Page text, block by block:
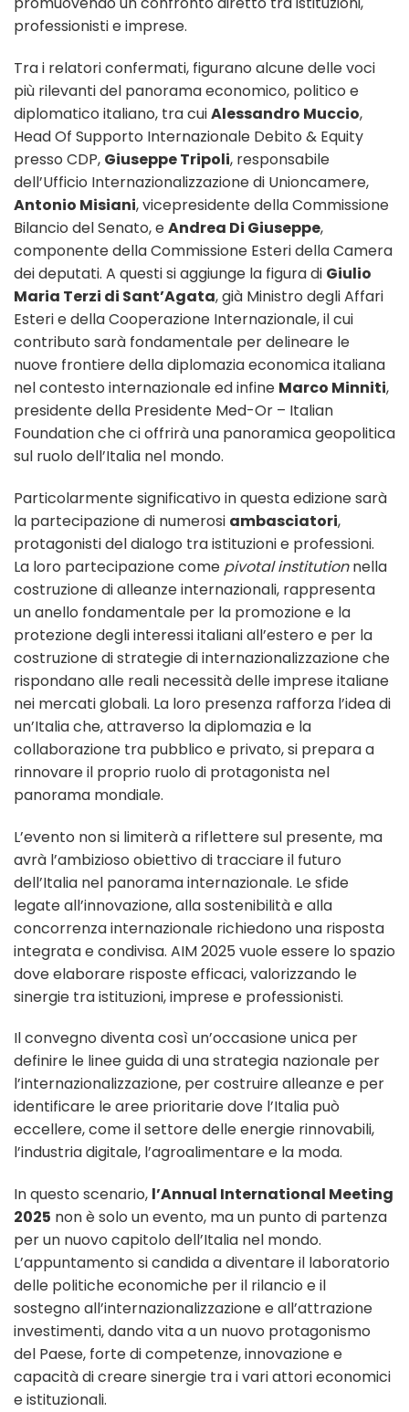
professionisti e imprese.
Tra i relatori confermati, figurano alcune delle voci
più rilevanti del panorama economico, politico e
diplomatico italiano, tra cuiAlessandro Muccio,
Head Of Supporto Internazionale Debito & Equity
presso CDP, Giuseppe Tripoli, responsabile
dell’Ufficio Internazionalizzazione di Unioncamere,
Antonio Misiani, vicepresidente della Commissione
Bilancio del Senato, eAndrea Di Giuseppe,
componente della Commissione Esteri della Camera
dei deputati. A questi si aggiunge la figura di Giulio
Maria Terzi di Sant’Agata, già Ministro degli Affari
Esteri e della Cooperazione Internazionale, il cui
contributo sarà fondamentale per delineare le
nuove frontiere della diplomazia economica italiana
nel contesto internazionale ed infine Marco Minniti,
presidente della Presidente Med-Or – Italian
Foundation che ci offrirà una panoramica geopolitica
sul ruolo dell’Italia nel mondo.
Particolarmente significativo in questa edizione sarà
la partecipazione di numerosi ambasciatori,
protagonisti del dialogo tra istituzioni e professioni.
La loro partecipazione come pivotal institutionnella
costruzione di alleanze internazionali, rappresenta
un anello fondamentale per la promozione e la
protezione degli interessi italiani all’estero e per la
costruzione di strategie di internazionalizzazione che
rispondano alle reali necessità delle imprese italiane
nei mercati globali. La loro presenza rafforza l’idea di
un’Italia che, attraverso la diplomazia e la
collaborazione tra pubblico e privato, si prepara a
rinnovare il proprio ruolo di protagonista nel
panorama mondiale.
L’evento non si limiterà a riflettere sul presente, ma
avrà l’ambizioso obiettivo di tracciare il futuro
dell’Italia nel panorama internazionale. Le sfide
legate all’innovazione, alla sostenibilità e alla
concorrenza internazionale richiedono una risposta
integrata e condivisa. AIM 2025 vuole essere lo spazio
dove elaborare risposte efficaci, valorizzando le
sinergie tra istituzioni, imprese e professionisti.
Il convegno diventa così un’occasione unica per
definire le linee guida di una strategia nazionale per
l’internazionalizzazione, per costruire alleanze e per
identificare le aree prioritarie dove l’Italia può
eccellere, come il settore delle energie rinnovabili,
l’industria digitale, l’agroalimentare e la moda.
In questo scenario, l’Annual International Meeting
2025 non è solo un evento, ma un punto di partenza
per un nuovo capitolo dell’Italia nel mondo.
L’appuntamento si candida a diventare il laboratorio
delle politiche economiche per il rilancio e il
sostegno all’internazionalizzazione e all’attrazione
investimenti, dando vita a un nuovo protagonismo
del Paese, forte di competenze, innovazione e
capacità di creare sinergie tra i vari attori economici
e istituzionali.